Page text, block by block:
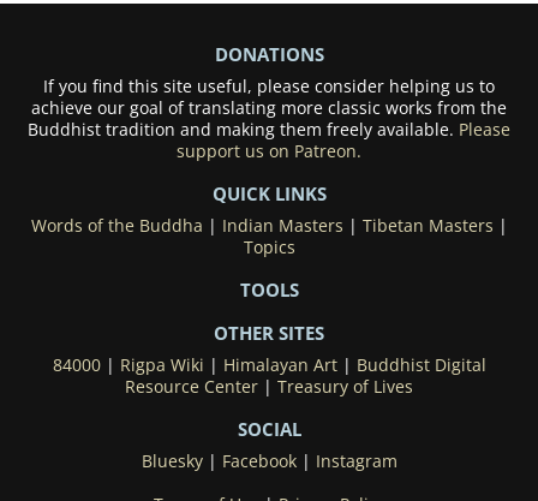
DONATIONS
If you find this site useful, please consider helping us to
achieve our goal of translating more classic works from the
Buddhist tradition and making them freely available. Please
support us on Patreon.
QUICK LINKS
Words of the Buddha | Indian Masters | Tibetan Masters |
Topics
TOOLS
OTHER SITES
84000| Rigpa Wiki | Himalayan Art| Buddhist Digital
Resource Center | Treasury of Lives
SOCIAL
Bluesky| Facebook| Instagram